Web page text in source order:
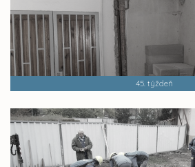
45. týždeň